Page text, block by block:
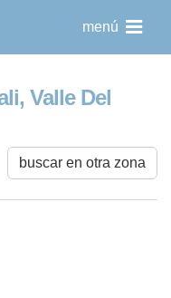
menú
Valle Del
buscar en otra zona